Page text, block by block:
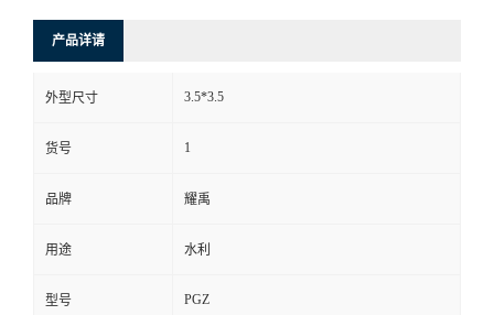
产品详请
外型尺寸 3.5*3.5
货号 1
品牌 耀禹
用途 水利
型号 PGZ